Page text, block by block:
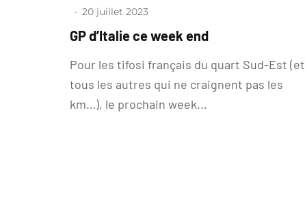
· 20 juillet 2023
GP d’Italie ce week end
Pour les tifosi français du quart Sud-Est (et
tous les autres qui ne craignent pas les
km…), le prochain week...